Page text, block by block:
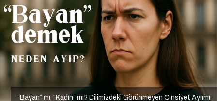
“Bayan” mı, “Kadın” mı? Dilimizdeki Görünmeyen Cinsiyet Ayrımı